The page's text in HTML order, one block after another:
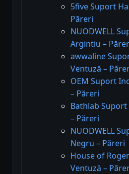
5five Suport
Păreri
NUODWELL
Argintiu –
awwaline
Ventuză –
OEM Suport
– Păreri
Bathlab
– Păreri
NUODWELL
Negru – Păreri
House of
Ventuză –